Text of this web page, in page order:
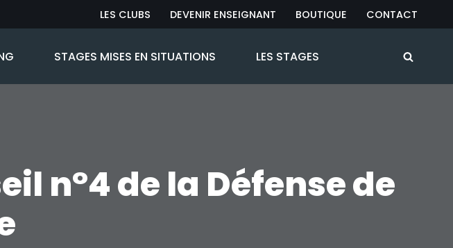
LES CLUBS DEVENIR ENSEIGNANT BOUTIQUE CONTACT
STAGES MISES EN SITUATIONS LES STAGES
n°4 de la Défense de